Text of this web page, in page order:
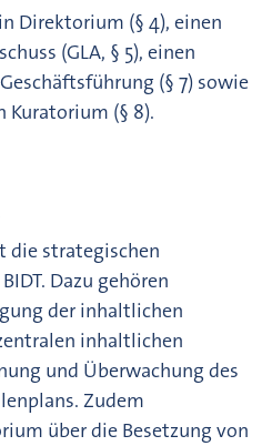
Direktorium (§ 4), einen
(GLA, § 5), einen
(§ 7) sowie
Kuratorium (§ 8).
die strategischen
Dazu gehören
der inhaltlichen
inhaltlichen
und Überwachung des
Zudem
über die Besetzung von